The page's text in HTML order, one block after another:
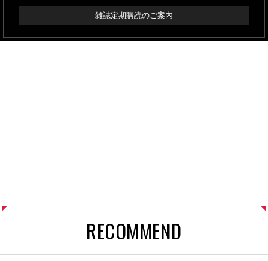
雑誌定期購読のご案内
RECOMMEND